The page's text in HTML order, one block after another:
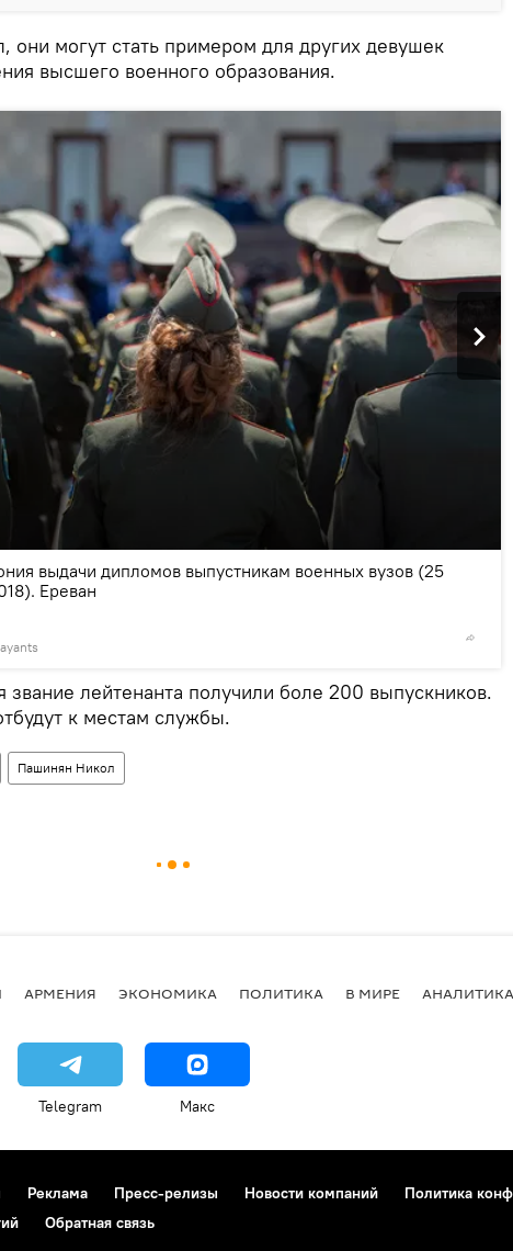
они могут стать примером для других девушек
высшего военного образования.
выдачи дипломов выпустникам военных вузов (25
Еревaн
звание лейтенанта получили боле 200 выпускников.
к местам службы.
Пашинян Никол
АРМЕНИЯ ЭКОНОМИКА ПОЛИТИКА В МИРЕ АНАЛИТИКА
Telegram Макс
Реклама Пресс-релизы Новости компаний Политика
Обратная связь